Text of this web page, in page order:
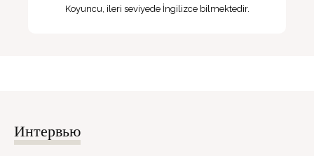
Koyuncu, ileri seviyede İngilizce bilmektedir.
Интервью